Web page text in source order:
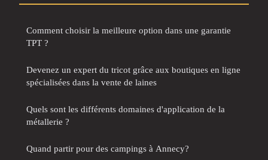
Comment choisir la meilleure option dans une garantie
TPT ?
Devenez un expert du tricot grâce aux boutiques en ligne
spécialisées dans la vente de laines
Quels sont les différents domaines d'application de la
métallerie ?
Quand partir pour des campings à Annecy?